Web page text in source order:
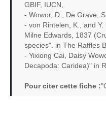
GBIF, IUCN,
- Wowor, D., De Grave,
- von Rintelen, K., and
Milne Edwards, 1837
species". in The Raffles
- Yixiong Cai, Daisy
Decapoda: Caridea)" in
Pour citer cette fiche :